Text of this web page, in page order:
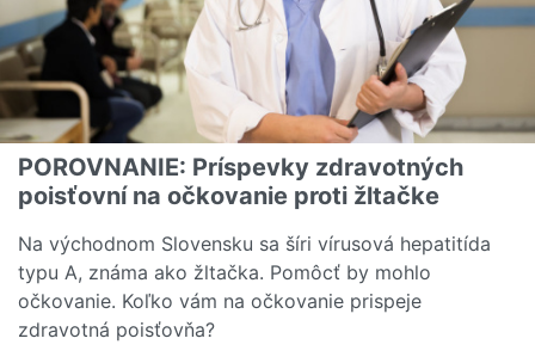
POROVNANIE: Príspevky zdravotných
poisťovní na očkovanie proti žltačke
Na východnom Slovensku sa šíri vírusová hepatitída
typu A, známa ako žltačka. Pomôcť by mohlo
očkovanie. Koľko vám na očkovanie prispeje
zdravotná poisťovňa?